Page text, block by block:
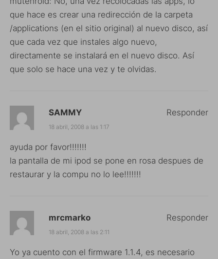
que hace es crear una redirección de la carpeta
/applications (en el sitio original) al nuevo disco, así
que cada vez que instales algo nuevo,
directamente se instalará en el nuevo disco. Así
que solo se hace una vez y te olvidas.
SAMMY
18 abril, 2008 a las 1:17
ayuda por favor!!!!!!!
la pantalla de mi ipod se pone en rosa despues de
restaurar y la compu no lo lee!!!!!!!
Responder
mrcmarko
18 abril, 2008 a las 2:11
Yo ya cuento con el firmware 1.1.4, es necesario
Responder